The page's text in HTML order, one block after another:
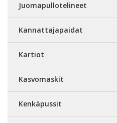
Juomapullotelineet
Kannattajapaidat
Kartiot
Kasvomaskit
Kenkäpussit